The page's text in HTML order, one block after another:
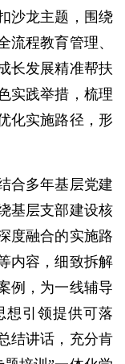
沙龙主题，围绕
流程教育管理、
长发展精准帮扶
实践举措，梳理
化实施路径，形
合多年基层党建
基层支部建设核
度融合的实施路
内容，细致拆解
例，为一线辅导
想引领提供可落
结讲话，充分肯